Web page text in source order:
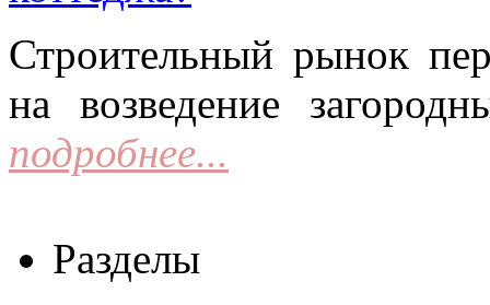
Строительный рынок
на возведение
подробнее...
Разделы